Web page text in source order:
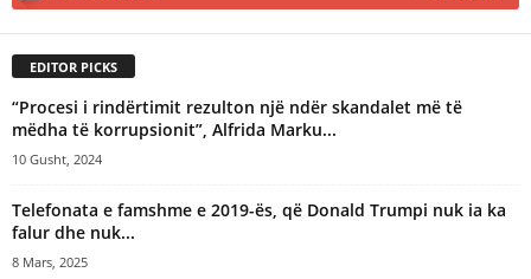
EDITOR PICKS
“Procesi i rindërtimit rezulton një ndër skandalet më të
mëdha të korrupsionit”, Alfrida Marku...
10 Gusht, 2024
Telefonata e famshme e 2019-ës, që Donald Trumpi nuk ia ka
falur dhe nuk...
8 Mars, 2025